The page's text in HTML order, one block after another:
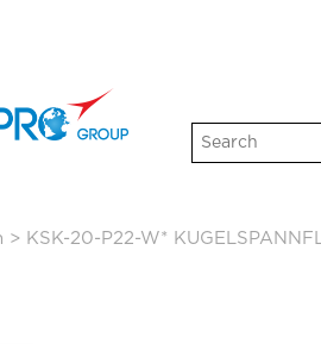
> KSK-20-P22-W*